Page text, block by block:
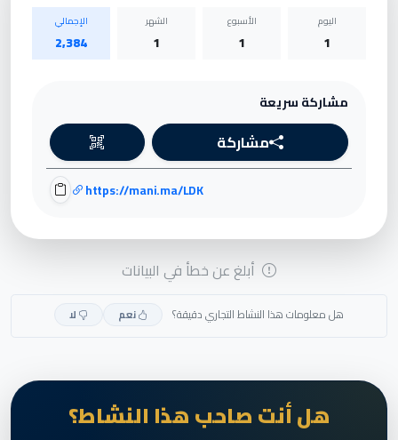
اليوم
1
الأسبوع
1
الشهر
1
الإجمالي
2,384
مشاركة سريعة
مشاركة
https://mani.ma/LDK
أبلغ عن خطأ في البيانات
هل معلومات هذا النشاط التجاري دقيقة؟ نعم لا
هل أنت صاحب هذا النشاط؟